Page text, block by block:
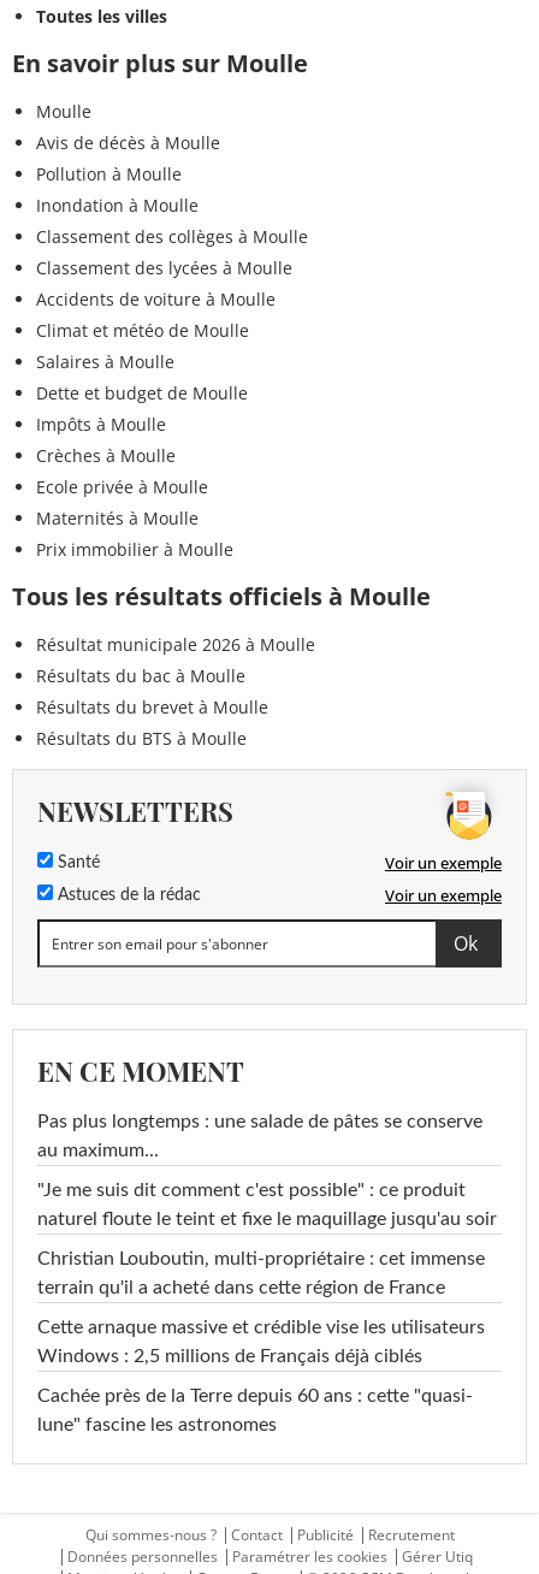
Toutes les villes
En savoir plus sur Moulle
Moulle
Avis de décès à Moulle
Pollution à Moulle
Inondation à Moulle
Classement des collèges à Moulle
Classement des lycées à Moulle
Accidents de voiture à Moulle
Climat et météo de Moulle
Salaires à Moulle
Dette et budget de Moulle
Impôts à Moulle
Crèches à Moulle
Ecole privée à Moulle
Maternités à Moulle
Prix immobilier à Moulle
Tous les résultats officiels à Moulle
Résultat municipale 2026 à Moulle
Résultats du bac à Moulle
Résultats du brevet à Moulle
Résultats du BTS à Moulle
NEWSLETTERS
Santé Voir un exemple
Astuces de la rédac Voir un exemple
EN CE MOMENT
Pas plus longtemps : une salade de pâtes se conserve
au maximum...
"Je me suis dit comment c'est possible" : ce produit
naturel floute le teint et fixe le maquillage jusqu'au soir
Christian Louboutin, multi-propriétaire : cet immense
terrain qu'il a acheté dans cette région de France
Cette arnaque massive et crédible vise les utilisateurs
Windows : 2,5 millions de Français déjà ciblés
Cachée près de la Terre depuis 60 ans : cette "quasi-
lune" fascine les astronomes
Qui sommes-nous ? Contact Publicité
Recrutement
Données personnelles
Paramétrer les cookies
Gérer Utiq